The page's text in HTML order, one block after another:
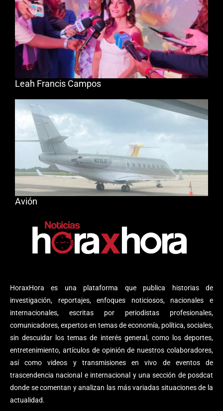
HoraxHora es una plataforma que publica historias de
investigación, reportajes, enfoques noticiosos, nacionales e
internacionales, escritas por periodistas profesionales,
comunicadores, expertos en temas de economía, política, sociales,
sin descuidar los temas de interés general, como los deportes,
entretenimiento, artículos de opinión de nuestros colaboradores,
así como videos y transmisiones en vivo de eventos de
trascendencia nacional e internacional y una sección de posdcat
donde se comentan y analizan las más variadas situaciones de la
actualidad.
Leah Francis Campos
Avión